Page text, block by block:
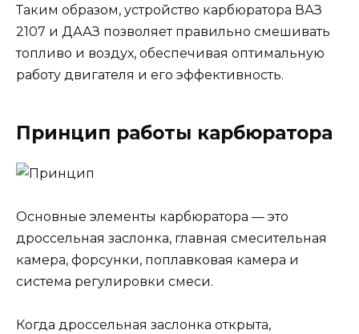
Таким образом, устройство карбюратора ВАЗ
2107 и ДААЗ позволяет правильно смешивать
топливо и воздух, обеспечивая оптимальную
работу двигателя и его эффективность.
Принцип работы карбюратора
Основные элементы карбюратора — это
дроссельная заслонка, главная смесительная
камера, форсунки, поплавковая камера и
система регулировки смеси.
Когда дроссельная заслонка открыта,